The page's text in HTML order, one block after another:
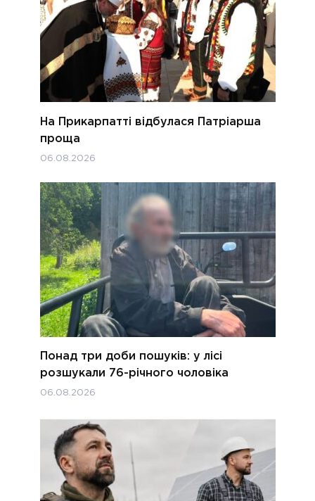
На Прикарпатті відбулася Патріарша
проща
06.08.2026
Понад три доби пошуків: у лісі
розшукали 76-річного чоловіка
06.08.2026